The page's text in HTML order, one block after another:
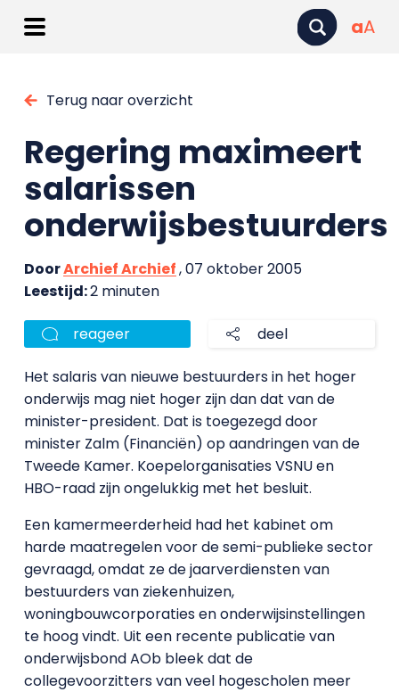
aA
Terug naar overzicht
Regering maximeert
salarissen
onderwijsbestuurders
DoorArchief Archief, 07 oktober 2005
Leestijd:2 minuten
reageer deel
Het salaris van nieuwe bestuurders in het hoger
onderwijs mag niet hoger zijn dan dat van de
minister-president. Dat is toegezegd door
minister Zalm (Financiën) op aandringen van de
Tweede Kamer. Koepelorganisaties VSNU en
HBO-raad zijn ongelukkig met het besluit.
Een kamermeerderheid had het kabinet om
harde maatregelen voor de semi-publieke sector
gevraagd, omdat ze de jaarverdiensten van
bestuurders van ziekenhuizen,
woningbouwcorporaties en onderwijsinstellingen
te hoog vindt. Uit een recente publicatie van
onderwijsbond AOb bleek dat de
collegevoorzitters van veel hogescholen meer